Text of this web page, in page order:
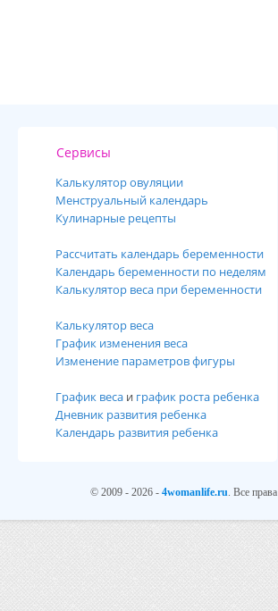
Сервисы
Калькулятор овуляции
Менструальный календарь
Кулинарные рецепты
Рассчитать календарь беременности
Календарь беременности по неделям
Калькулятор веса при беременности
Калькулятор веса
График изменения веса
Изменение параметров фигуры
График веса и график роста ребенка
Дневник развития ребенка
Календарь развития ребенка
© 2009 - 2026 - 4womanlife.ru. Все